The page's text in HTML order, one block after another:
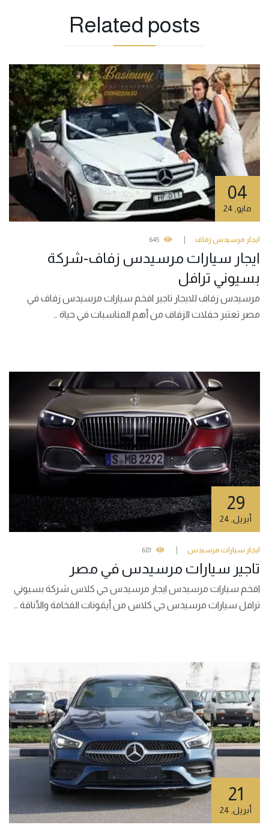
Related posts
04
مايو,
ايجار مرسيدس زفاف 645
ايجار سيارات مرسيدس زفاف-شركة
بسيوني ترافل
مرسيدس زفاف للايجار تاجير افخم سيارات مرسيدس زفاف في
مصر تعتبر حفلات الزفاف من أهم المناسبات في حياة …
29
أبريل,
ايجار سيارات مرسيدس 681
تاجير سيارات مرسيدس في مصر
افخم سيارات مرسيدس ايجار مرسيدس جي كلاس شركة بسيوني
ترافل سيارات مرسيدس جي كلاس من أيقونات الفخامة والأناقة …
21
أبريل